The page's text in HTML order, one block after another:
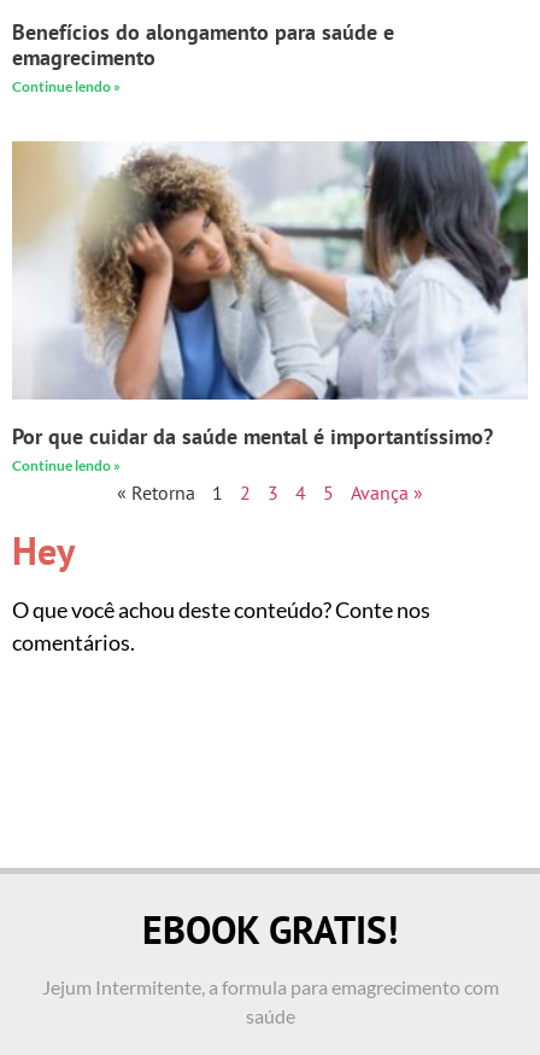
Benefícios do alongamento para saúde e
emagrecimento
Continue lendo »
Por que cuidar da saúde mental é importantíssimo?
Continue lendo »
« Retorna 1 2 3 4 5 Avança »
Hey
O que você achou deste conteúdo? Conte nos
comentários.
EBOOK GRATIS!
Jejum Intermitente, a formula para emagrecimento com
saúde